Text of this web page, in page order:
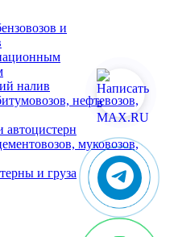
и
налив
нефтевозов,
муковозов,
и груза